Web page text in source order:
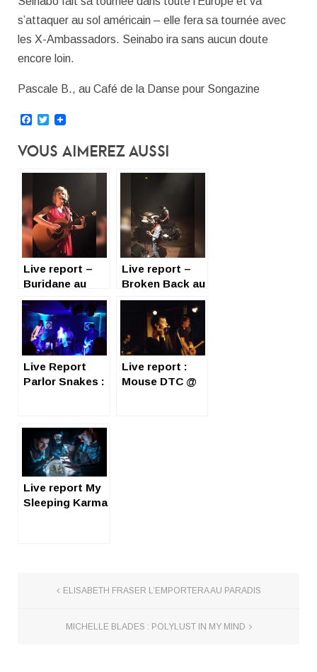
s’attaquer au sol américain – elle fera sa tournée avec
les X-Ambassadors. Seinabo ira sans aucun doute
encore loin.
Pascale B., au Café de la Danse pour Songazine
Facebook
Twitter
Vous Aimerez Aussi
Live report –
Buridane au
Café de la
Danse
Live report –
Broken Back au
Café de la
Danse
Live Report
Parlor Snakes :
Live report :
Mouse DTC @
Live report My
Sleeping Karma
ELISABETH FRASER L’EMPORTERA AU PARADIS
MICHELLE BLADES : POLYLUST IN MY MIND